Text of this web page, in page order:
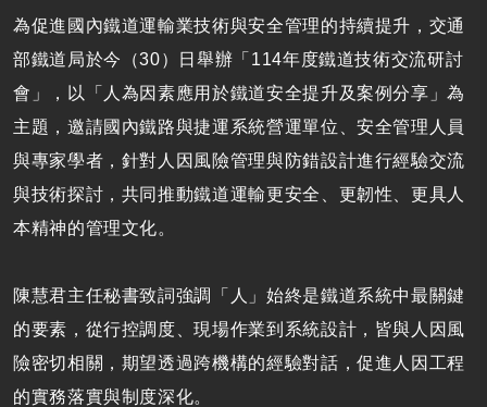
為促進國內鐵道運輸業技術與安全管理的持續提升，交通
部鐵道局於今（30）日舉辦「114年度鐵道技術交流研討
會」，以「人為因素應用於鐵道安全提升及案例分享」為
主題，邀請國內鐵路與捷運系統營運單位、安全管理人員
與專家學者，針對人因風險管理與防錯設計進行經驗交流
與技術探討，共同推動鐵道運輸更安全、更韌性、更具人
本精神的管理文化。
陳慧君主任秘書致詞強調「人」始終是鐵道系統中最關鍵
的要素，從行控調度、現場作業到系統設計，皆與人因風
險密切相關，期望透過跨機構的經驗對話，促進人因工程
的實務落實與制度深化。